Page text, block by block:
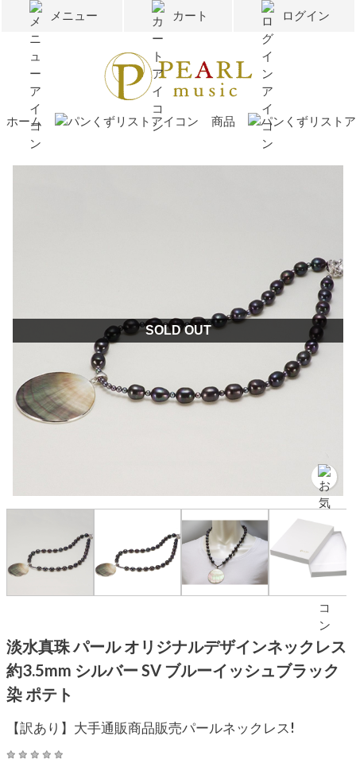
メニュー カート ログイン
ホーム 商品
SOLD OUT
淡水真珠 パール オリジナルデザインネックレス
約3.5mm シルバー SV ブルーイッシュブラック
染 ポテト
【訳あり】大手通販商品販売パールネックレス!